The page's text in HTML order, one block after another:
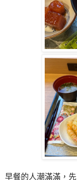
早餐的人潮滿滿，